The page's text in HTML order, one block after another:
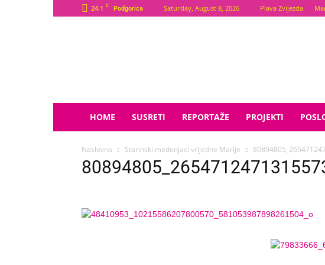
24.1 C Podgorica Saturday, August 8, 2026 Plava Zvijezda
HOME SUSRETI REPORTAŽE PROJEKTI
Naslovna Starinski medenjaci vrijedne Marije